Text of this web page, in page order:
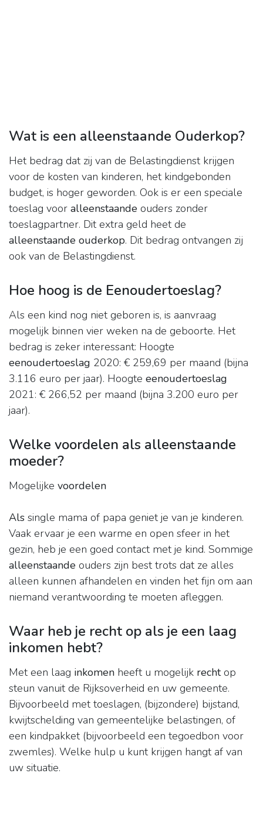
Wat is een alleenstaande Ouderkop?
Het bedrag dat zij van de Belastingdienst krijgen
voor de kosten van kinderen, het kindgebonden
budget, is hoger geworden. Ook is er een speciale
toeslag voor alleenstaande ouders zonder
toeslagpartner. Dit extra geld heet de
alleenstaande ouderkop. Dit bedrag ontvangen zij
ook van de Belastingdienst.
Hoe hoog is de Eenoudertoeslag?
Als een kind nog niet geboren is, is aanvraag
mogelijk binnen vier weken na de geboorte. Het
bedrag is zeker interessant: Hoogte
eenoudertoeslag 2020: € 259,69 per maand (bijna
3.116 euro per jaar). Hoogte eenoudertoeslag
2021: € 266,52 per maand (bijna 3.200 euro per
jaar).
Welke voordelen als alleenstaande
moeder?
Mogelijke voordelen
Als single mama of papa geniet je van je kinderen.
Vaak ervaar je een warme en open sfeer in het
gezin, heb je een goed contact met je kind. Sommige
alleenstaande ouders zijn best trots dat ze alles
alleen kunnen afhandelen en vinden het fijn om aan
niemand verantwoording te moeten afleggen.
Waar heb je recht op als je een laag
inkomen hebt?
Met een laag inkomen heeft u mogelijk rechtop
steun vanuit de Rijksoverheid en uw gemeente.
Bijvoorbeeld met toeslagen, (bijzondere) bijstand,
kwijtschelding van gemeentelijke belastingen, of
een kindpakket (bijvoorbeeld een tegoedbon voor
zwemles). Welke hulp u kunt krijgen hangt af van
uw situatie.